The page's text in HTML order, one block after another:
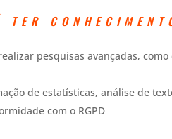
pesquisas avançadas,
de estatísticas, análise de
com o RGPD